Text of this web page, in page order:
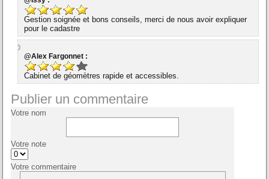
Gestion soignée et bons conseils, merci de nous avoir expliquer
pour le cadastre
@Alex Fargonnet :
Cabinet de géomètres rapide et accessibles.
Publier un commentaire
Votre nom
Votre note
Votre commentaire